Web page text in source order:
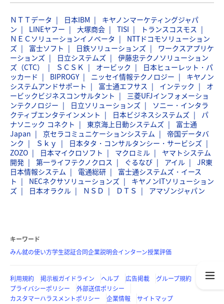
ＮＴＴデータ 日本IBM
キヤノンマーケティングジャパ
ン
LINEヤフー 大塚商会 TISI
トランスコスモス
ＮＥＣソリューションイノベータ
NTTドコモソリューション
ズ
富士ソフト 日鉄ソリューションズ
ワークスアプリケ
ーションズ
日立システムズ
伊藤忠テクノソリューション
ズ（CTC）
ＳＣＳＫ オービック
日本ヒューレット・パ
ッカード
BIPROGY ニッセイ情報テクノロジー
キヤノン
システムアンドサポート
富士通エフサス インテック
オ
ービックビジネスコンサルタント
三菱UFJインフォメーショ
ンテクノロジー
日立ソリューションズ
ソニー・インタラ
クティブエンタテインメント
日本ビジネスシステムズ
パ
ナソニック コネクト
東京海上日動システムズ
富士通
Japan
京セラコミュニケーションシステム
帝国データバ
ンク
Ｓｋｙ
日本タタ・コンサルタンシー・サービシズ
ZOZO
日本マイクロソフト マクロミル
ヤマトシステム
開発
第一ライフテクノクロス ぐるなび アイル
JR東
日本情報システム
電通総研
富士通システムズ・イース
ト
NECネクサソリューションズ
キヤノンITソリューション
ズ
日本オラクル ＮＳＤ ＤＴＳ アマゾンジャパン
キーワード
みん就の使い方学生認証合同企業説明会インターン授業評価
利用規約 掲示板ガイドライン ヘルプ 広告掲載
グループ規約
プライバシーポリシー
外部送信ポリシー
カスタマーハラスメントポリシー
企業情報 サイトマップ